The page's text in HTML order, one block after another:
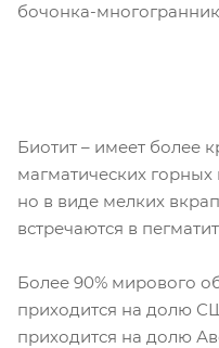
бочонка-
Биотит – имеет более
магматических горных
но в виде мелких
встречаются в
Более 90% мирового
приходится на долю
приходится на долю